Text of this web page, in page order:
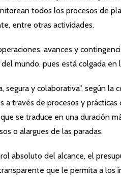
todos los procesos de
entre otras actividades.
avances y
mundo, pues está colgada en
y colaborativa”, según la
través de procesos y prácticas
se traduce en una duración
o alargues de las paradas.
absoluto del alcance, el
que le permita a los